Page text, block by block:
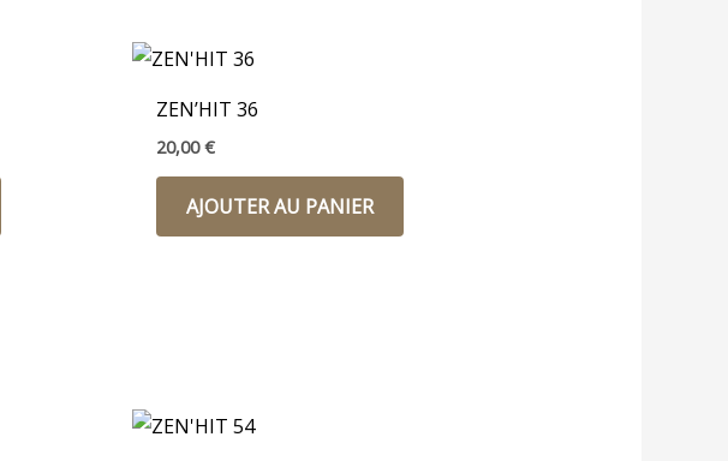
ZEN’HIT 36
20,00€
AJOUTER AU PANIER